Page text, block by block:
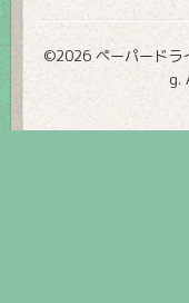
©2026 ペーパード
g.